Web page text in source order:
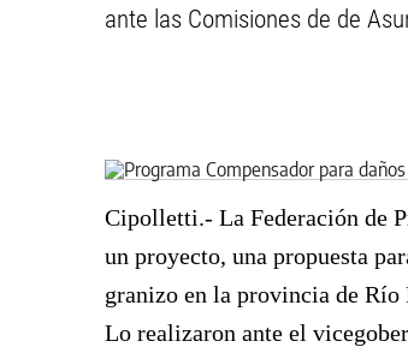
ante las Comisiones de de
Cipolletti.- La Federación de
un proyecto, una propuesta
granizo en la provincia de Río
Lo realizaron ante el